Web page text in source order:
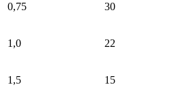
0,75 30
1,0 22
1,5 15